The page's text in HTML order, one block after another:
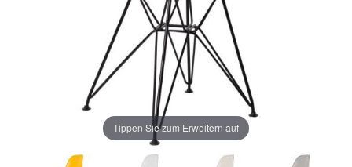
Tippen Sie zum Erweitern auf